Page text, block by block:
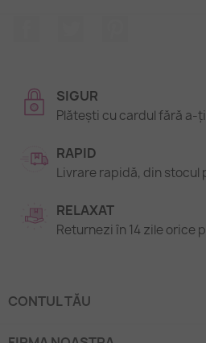
SIGUR
Plătești cu cardul fără a-
RAPID
Livrare rapidă, din stocul
RELAXAT
Returnezi în 14 zile orice
CONTUL TĂU